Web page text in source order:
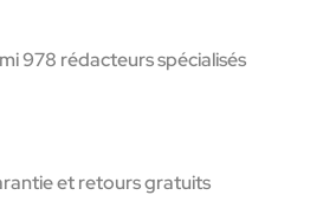
978 rédacteurs spécialisés
et retours gratuits